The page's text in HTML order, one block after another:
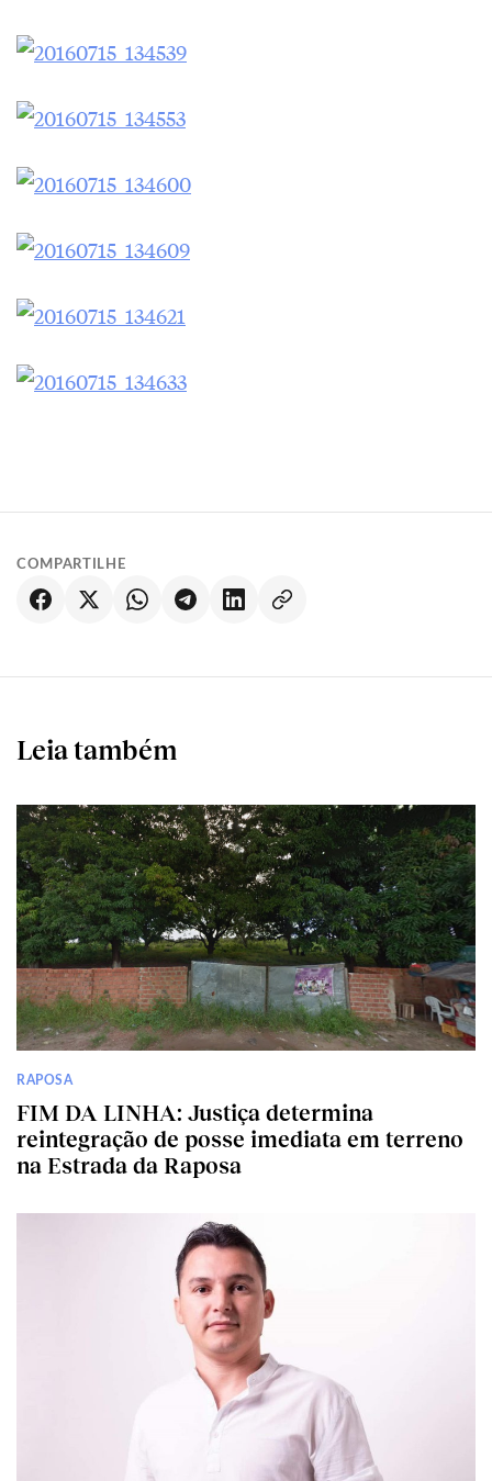
COMPARTILHE
Leia também
RAPOSA
FIM DA LINHA: Justiça determina
reintegração de posse imediata em terreno
na Estrada da Raposa